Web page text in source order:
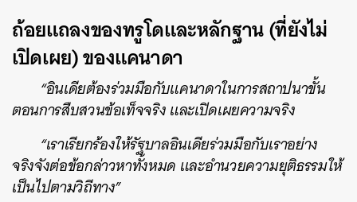
ถ้อยแถลงของทรูโดและหลักฐาน (ที่ยังไม่
เปิดเผย) ของแคนาดา
“อินเดียต้องร่วมมือกับแคนาดาในการสถาปนาขั้น
ตอนการสืบสวนข้อเท็จจริง และเปิดเผยความจริง
“เราเรียกร้องให้รัฐบาลอินเดียร่วมมือกับเราอย่าง
จริงจังต่อข้อกล่าวหาทั้งหมด และอำนวยความยุติธรรมให้
เป็นไปตามวิถีทาง”